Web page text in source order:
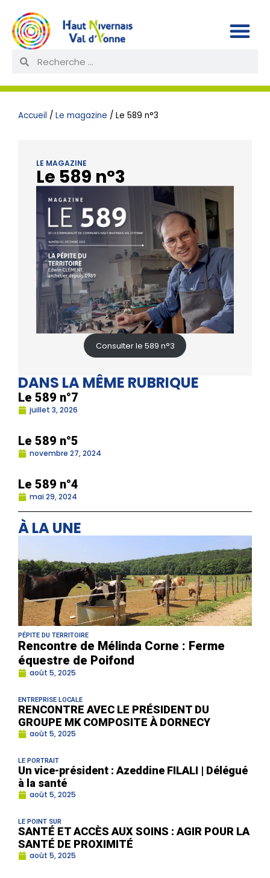
Accueil / Le magazine / Le 589 n°3
LE MAGAZINE
Le 589 n°3
Consulter le 589 n°3
DANS LA MÊME RUBRIQUE
Le 589 n°7
juillet 3, 2026
Le 589 n°5
novembre 27, 2024
Le 589 n°4
mai 29, 2024
À LA UNE
PÉPITE DU TERRITOIRE
Rencontre de Mélinda Corne : Ferme
équestre de Poifond
août 5, 2025
ENTREPRISE LOCALE
RENCONTRE AVEC LE PRÉSIDENT DU
GROUPE MK COMPOSITE À DORNECY
août 5, 2025
LE PORTRAIT
Un vice-président : Azeddine FILALI | Délégué
à la santé
août 5, 2025
LE POINT SUR
SANTÉ ET ACCÈS AUX SOINS : AGIR POUR LA
SANTÉ DE PROXIMITÉ
août 5, 2025